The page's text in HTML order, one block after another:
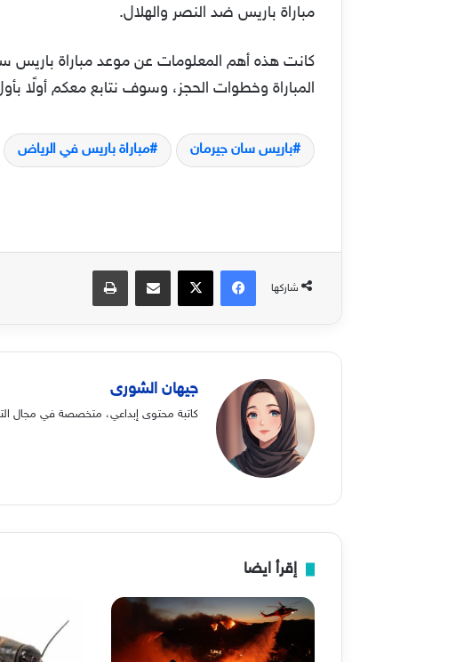
مباراة باريس ضد النصر والهلال.
كانت هذه أهم المعلومات عن موعد مباراة باريس
المباراة وخطوات الحجز، وسوف نتابع معكم أولًا
باريس سان جيرمان مباراة باريس في الرياض
شاركها
فيسبوك‫X مشاركة عبر البريد طباعة
جيهان الشورى
كاتبة محتوى إبداعي، متخصصة في مجال
إقرأ ايضا